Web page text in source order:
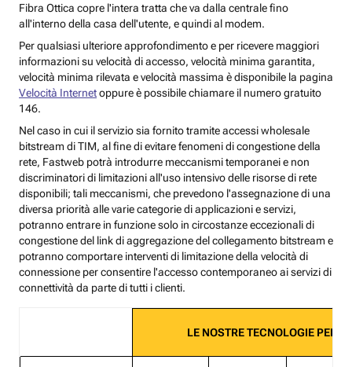
Fibra Ottica copre l'intera tratta che va dalla centrale fino
all'interno della casa dell'utente, e quindi al modem.
Per qualsiasi ulteriore approfondimento e per ricevere maggiori
informazioni su velocità di accesso, velocità minima garantita,
velocità minima rilevata e velocità massima è disponibile la pagina
Velocità Internetoppure è possibile chiamare il numero gratuito
146.
Nel caso in cui il servizio sia fornito tramite accessi wholesale
bitstream di TIM, al fine di evitare fenomeni di congestione della
rete, Fastweb potrà introdurre meccanismi temporanei e non
discriminatori di limitazioni all'uso intensivo delle risorse di rete
disponibili; tali meccanismi, che prevedono l'assegnazione di una
diversa priorità alle varie categorie di applicazioni e servizi,
potranno entrare in funzione solo in circostanze eccezionali di
congestione del link di aggregazione del collegamento bitstream e
potranno comportare interventi di limitazione della velocità di
connessione per consentire l'accesso contemporaneo ai servizi di
connettività da parte di tutti i clienti.
LE NOSTRE TECNOLOGIE PER